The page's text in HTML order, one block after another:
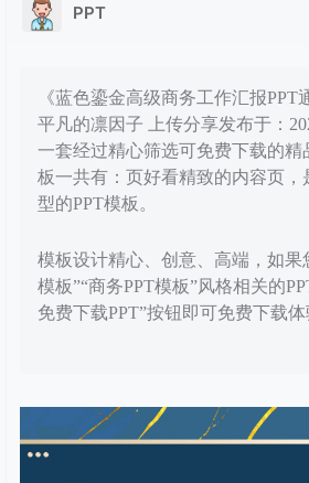
PPT
《蓝色鎏金高级商务工作汇报PPT
平凡的凛因子 上传分享发布于：
一套经过精心筛选可免费下载的精
板一共有：页好看精致的内容页，
型的PPT模板。
模板设计精心、创意、高端，如果
模板”“商务PPT模板”风格相关的
免费下载PPT”按钮即可免费下载体